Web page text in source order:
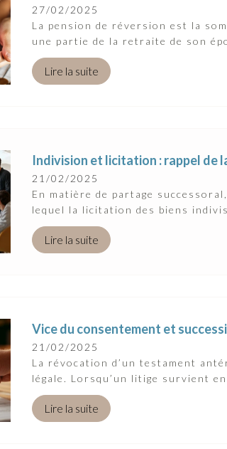
27/02/2025
La pension de réversion est la
une partie de la retraite de son
Lire la suite
Indivision et licitation : rappel de
21/02/2025
En matière de partage
lequel la licitation des biens
Lire la suite
Vice du consentement et
21/02/2025
La révocation d’un testament
légale. Lorsqu’un litige survient
Lire la suite